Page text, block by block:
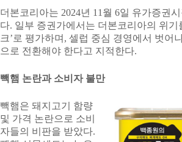
더본코리아는 2024년 11월 6일 유가증권
다. 일부 증권가에서는 더본코리아의 위기
크’로 평가하며, 셀럽 중심 경영에서 벗어
으로 전환해야 한다고 지적한다.
빽햄 논란과 소비자 불만
빽햄은 돼지고기 함량
및 가격 논란으로 소비
자들의 비판을 받았다.